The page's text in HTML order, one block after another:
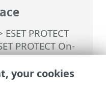
ESET PROTECT
PROTECT On-
PROTECT On-
>Certifikační
klíče
your cookies